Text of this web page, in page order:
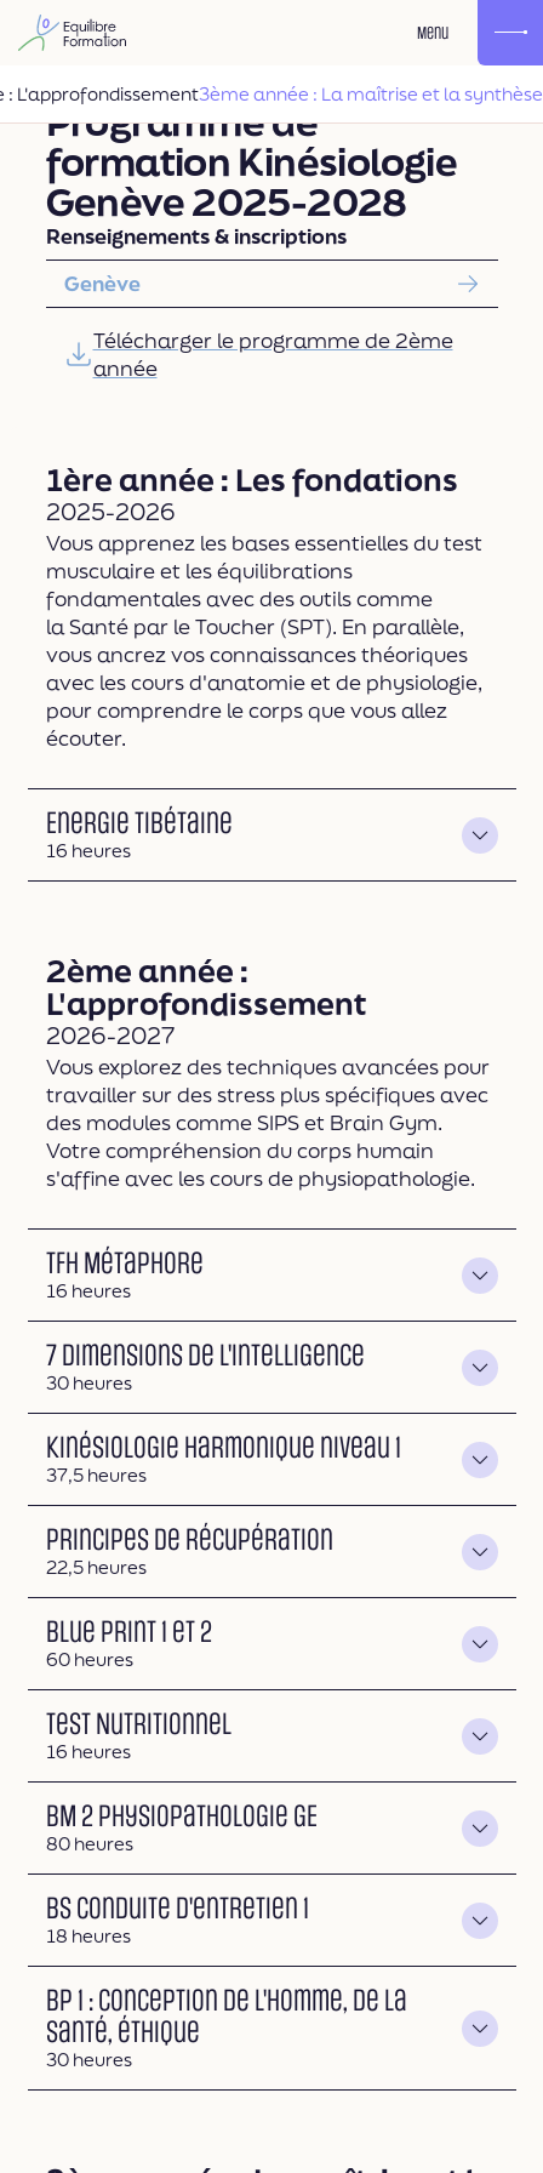
Menu
Programme de
formation Kinésiologie
Genève 2025-2028
Renseignements & inscriptions
Genève
Télécharger le programme de 2ème
année
: L'approfondissement3ème année : La maîtrise et la synthèse
1ère année : Les fondations
2025-2026
Vous apprenez les bases essentielles du test
musculaire et les équilibrations
fondamentales avec des outils comme
la Santé par le Toucher (SPT). En parallèle,
vous ancrez vos connaissances théoriques
avec les cours d'anatomie et de physiologie,
pour comprendre le corps que vous allez
écouter.
Energie Tibétaine
Durée
16 heures
2ème année :
L'approfondissement
2026-2027
Vous explorez des techniques avancées pour
travailler sur des stress plus spécifiques avec
des modules comme SIPS et Brain Gym.
Votre compréhension du corps humain
s'affine avec les cours de physiopathologie.
TFH Métaphore
Durée
16 heures
7 dimensions de l'intelligence
Durée
30 heures
Kinésiologie Harmonique niveau 1
Durée
37,5 heures
Principes de récupération
Durée
22,5 heures
Blue Print 1 et 2
Durée
60 heures
Test Nutritionnel
Durée
16 heures
BM 2 Physiopathologie GE
Durée
80 heures
BS Conduite d'entretien 1
Durée
18 heures
BP 1 : Conception de l'homme, de la
santé, éthique
Durée
30 heures